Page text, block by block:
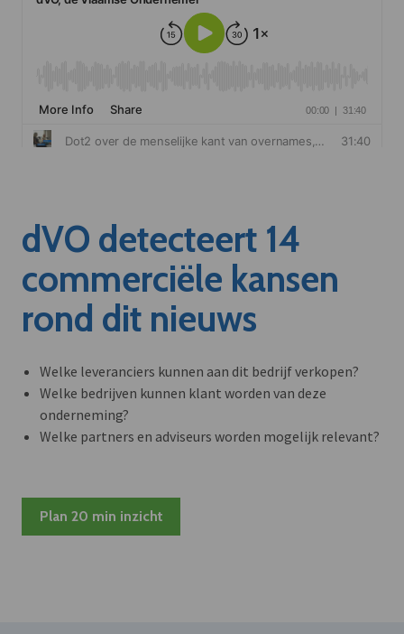
dVO detecteert 14
commerciële kansen
rond dit nieuws
Welke leveranciers kunnen aan dit bedrijf verkopen?
Welke bedrijven kunnen klant worden van deze
onderneming?
Welke partners en adviseurs worden mogelijk relevant?
Plan 20 min inzicht